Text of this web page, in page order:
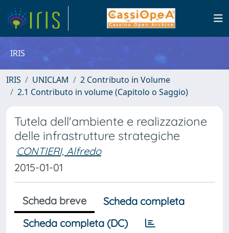
IRIS
IRIS UNICLAM
2 Contributo in Volume
2.1 Contributo in volume (Capitolo o Saggio)
Tutela dell'ambiente e realizzazione
delle infrastrutture strategiche
CONTIERI, Alfredo
2015-01-01
Scheda breve
Scheda completa
Scheda completa (DC)